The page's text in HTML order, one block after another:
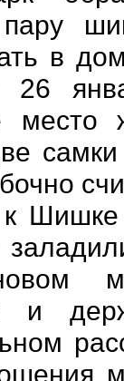
пару
в
26
место
к
и